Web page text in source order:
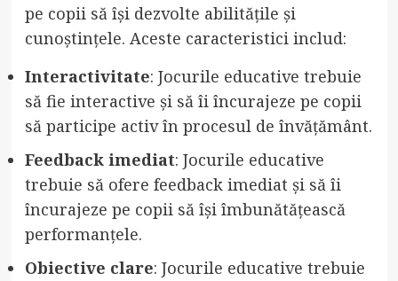
pe copii să își dezvolte abilitățile și
cunoștințele. Aceste caracteristici includ:
Interactivitate: Jocurile educative trebuie
să fie interactive și să îi încurajeze pe copii
să participe activ în procesul de învățământ.
Feedback imediat: Jocurile educative
trebuie să ofere feedback imediat și să îi
încurajeze pe copii să își îmbunătățească
performanțele.
Obiective clare: Jocurile educative trebuie